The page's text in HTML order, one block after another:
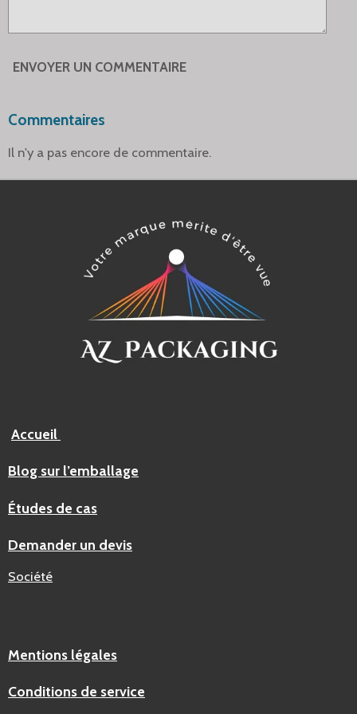
ENVOYER UN COMMENTAIRE
Commentaires
Il n'y a pas encore de commentaire.
Accueil
Blog sur l’emballage
Études de cas
Demander un devis
Société
Mentions légales
Conditions de service